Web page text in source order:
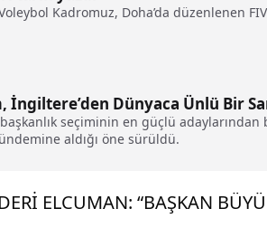
Kadromuz, Doha’da düzenlenen
İngiltere’den Dünyaca Ünlü Bir
seçiminin en güçlü adaylarından
aldığı öne sürüldü.
ELCUMAN: “BAŞKAN